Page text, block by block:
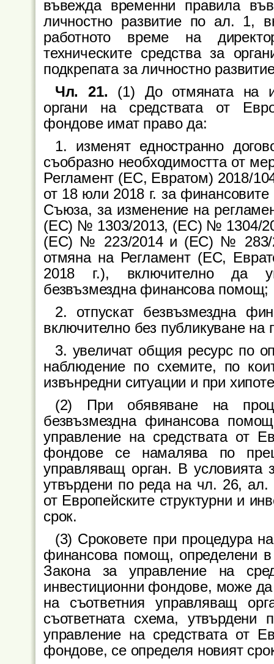
въвежда временни правила
личностно развитие по ал. 1,
работното време на
техническите средства за
подкрепата за личностно
Чл. 21. (1) До отмяната на
органи на средствата от
фондове имат право да:
1. изменят едностранно
съобразно необходимостта от
Регламент (ЕС, Евратом) 2018/
от 18 юли 2018 г. за
Съюза, за изменение на
(ЕС) № 1303/2013, (ЕС) № 1304/
(ЕС) № 223/2014 и (ЕС) № 283/
отмяна на Регламент (ЕС,
2018 г.), включително да
безвъзмездна финансова помощ;
2. отпускат безвъзмездна
включително без публикуване
3. увеличат общия ресурс по
наблюдение по схемите, по
извънредни ситуации и при
(2) При обявяване на
безвъзмездна финансова
управление на средствата от
фондове се намалява по
управляващ орган. В условията
утвърдени по реда на чл. 26, ал.
от Европейските структурни и
срок.
(3) Сроковете при процедура
финансова помощ, определени
Закона за управление на
инвестиционни фондове, може
на съответния управляващ
съответната схема,
управление на средствата от
фондове, се определя новият